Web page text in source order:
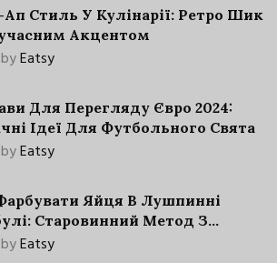
Ап Стиль У Кулінарії: Ретро Шик
Акцентом
byEatsy
Для Перегляду Євро 2024:
Ідеї Для Футбольного Свята
byEatsy
Яйця В Лушпинні
Старовинний Метод З
Нюансами
byEatsy